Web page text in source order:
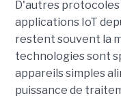
D'autres
applications IoT
restent souvent la
technologies sont
appareils simples
puissance de